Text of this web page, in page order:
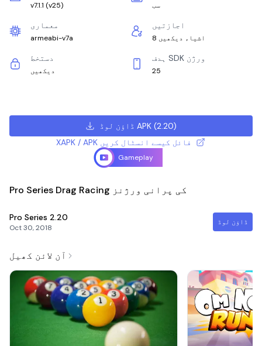
v7.1.1 (v25) سب
معماری
armeabi-v7a
اجازتیں
8 اشیاء دیکھیں
دستخط
دیکھیں
ہدف SDK ورژن
25
ڈاؤن لوڈ APK(2.20)
XAPK / APK فائل کیسے انسٹال کریں
Gameplay
Pro Series Drag Racing کی پرانی ورژنز
Pro Series 2.20
Oct 30, 2018
ڈاؤن لوڈ
آن لائن کھیل